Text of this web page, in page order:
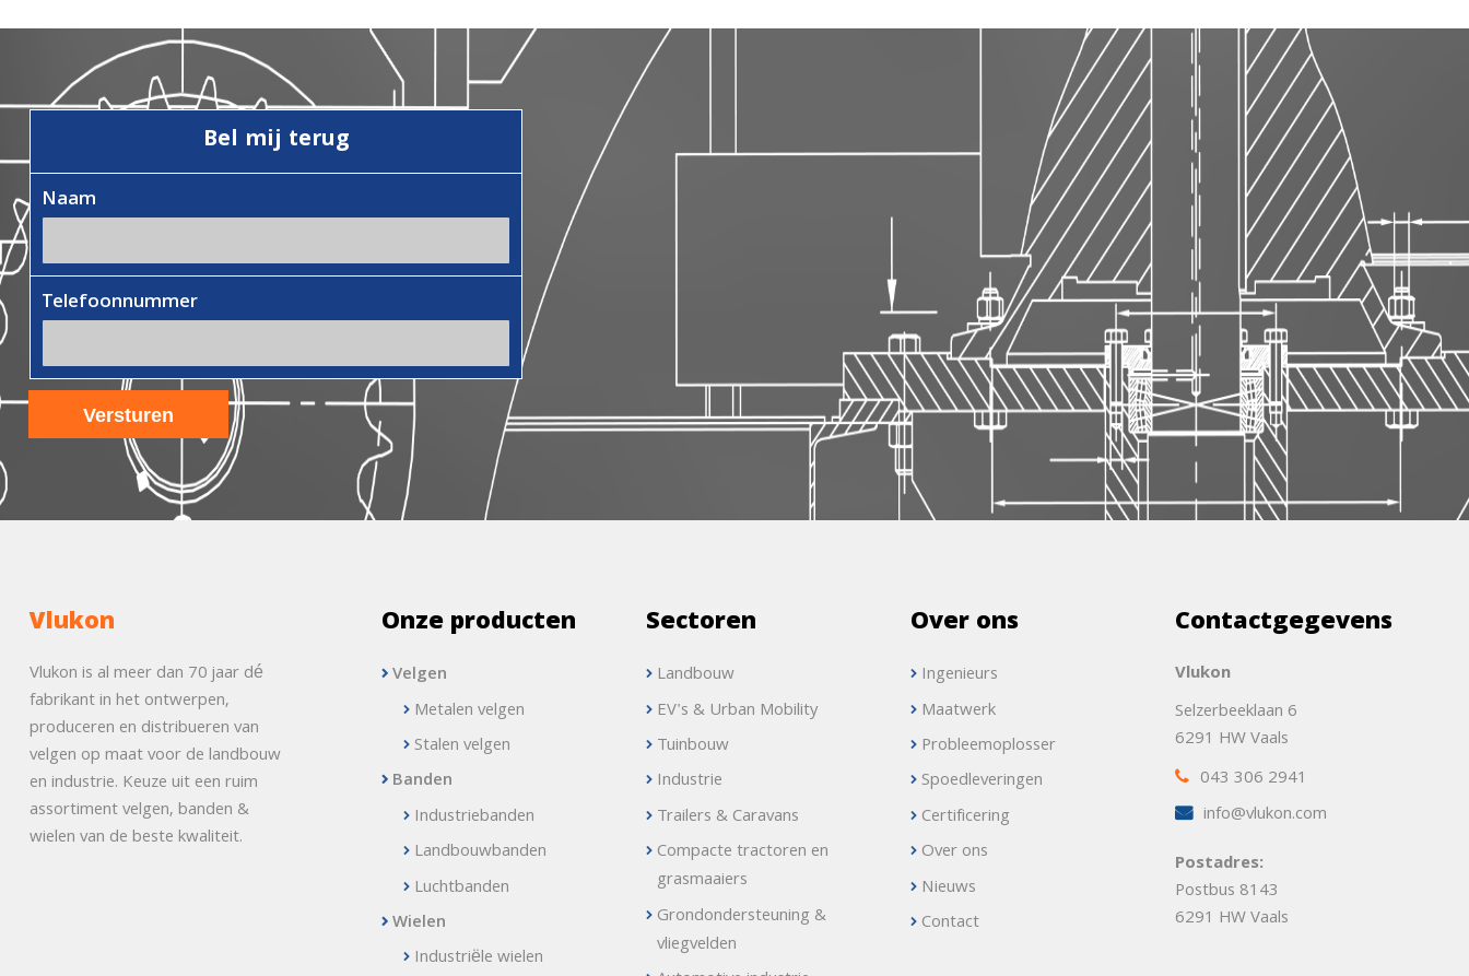
Bel mij terug
Naam
Telefoonnummer
Vlukon
Vlukon is al meer dan 70 jaar dé
fabrikant in het ontwerpen,
produceren en distribueren van
velgen op maat voor de landbouw
en industrie. Keuze uit een ruim
assortiment velgen, banden &
wielen van de beste kwaliteit.
Onze producten
Velgen
Metalen velgen
Stalen velgen
Banden
Industriebanden
Landbouwbanden
Luchtbanden
Wielen
Industriële wielen
Sectoren
Landbouw
EV's & Urban Mobility
Tuinbouw
Industrie
Trailers & Caravans
Compacte tractoren en
grasmaaiers
Grondondersteuning &
vliegvelden
Over ons
Ingenieurs
Maatwerk
Probleemoplosser
Spoedleveringen
Certificering
Over ons
Nieuws
Contact
Contactgegevens
Vlukon
Selzerbeeklaan 6
6291 HW Vaals
043 306 2941
info@vlukon.com
Postadres:
Postbus 8143
6291 HW Vaals